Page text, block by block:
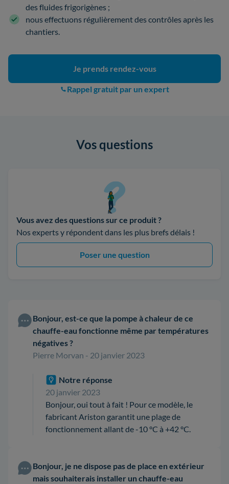
des fluides frigorigènes ;
nous effectuons régulièrement des contrôles après les
chantiers.
Je prends rendez-vous
Rappel gratuit par un expert
Vos questions
Vous avez des questions sur ce produit ?
Nos experts y répondent dans les plus brefs délais !
Poser une question
Bonjour, est-ce que la pompe à chaleur de ce
chauffe-eau fonctionne même par températures
négatives ?
Pierre Morvan - 20 janvier 2023
Notre réponse
20 janvier 2023
Bonjour, oui tout à fait ! Pour ce modèle, le
fabricant Ariston garantit une plage de
fonctionnement allant de -10 °C à +42 °C.
Bonjour, je ne dispose pas de place en extérieur
mais souhaiterais installer un chauffe-eau